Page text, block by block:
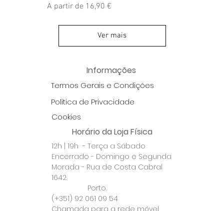
A partir de 16,90 €
Preço promocional
Ver mais
Informações
Termos Gerais e Condições
Politica de Privacidade
Cookies
Horário da Loja Física
12h | 19h - Terça a Sábado
Encerrado - Domingo e Segunda
Morada - Rua de Costa Cabral
1642.
Porto.
(+351) 92 061 09 54
Chamada para a rede móvel